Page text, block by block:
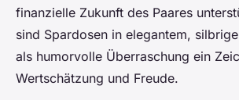
finanzielle Zukunft des Paares
sind Spardosen in elegantem,
als humorvolle Überraschung ein
Wertschätzung und Freude.